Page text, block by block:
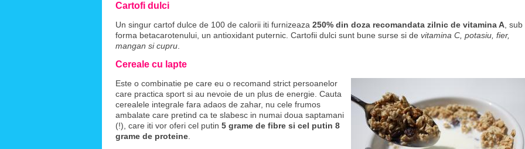
Cartofi dulci
Un singur cartof dulce de 100 de calorii iti furnizeaza 250% din doza recomandata zilnic de vitamina A , sub
forma betacarotenului, un antioxidant puternic. Cartofii dulci sunt bune surse si de vitamina C, potasiu, fier,
mangan si cupru
Cereale cu lapte
Este o combinatie pe care eu o recomand strict persoanelor
care practica sport si au nevoie de un plus de energie. Cauta
cerealele integrale fara adaos de zahar, nu cele frumos
ambalate care pretind ca te slabesc in numai doua saptamani
(!), care iti vor oferi cel putin 5 grame de fibre si cel putin 8
grame de proteine